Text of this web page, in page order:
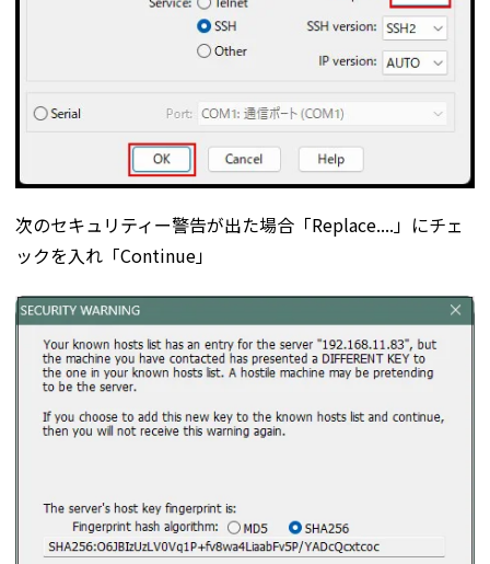
次のセキュリティー警告が出た場合「Replace....」にチェ
ックを入れ「Continue」